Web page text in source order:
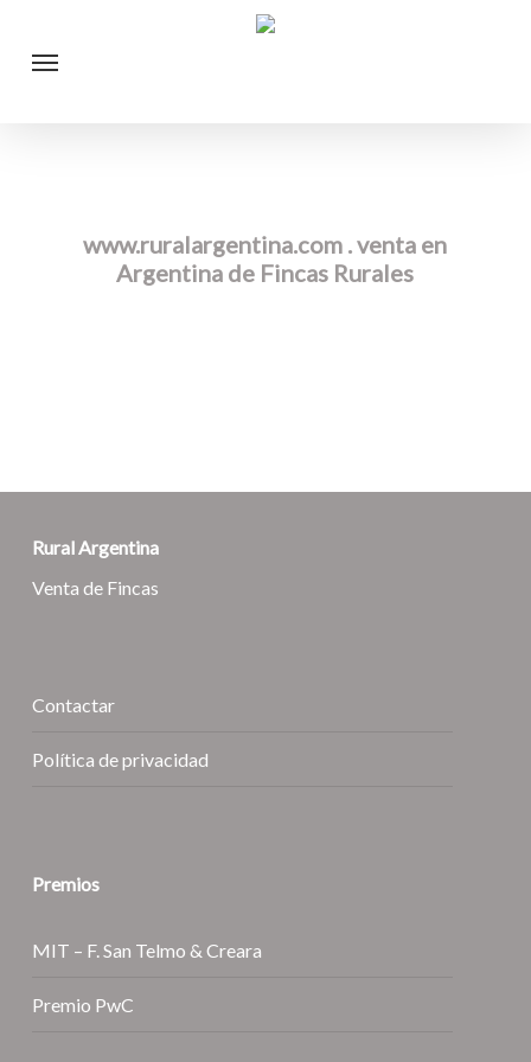
Menu
www.ruralargentina.com . venta en
Argentina de Fincas Rurales
Rural Argentina
Venta de Fincas
Contactar
Política de privacidad
Premios
MIT – F. San Telmo & Creara
Premio PwC